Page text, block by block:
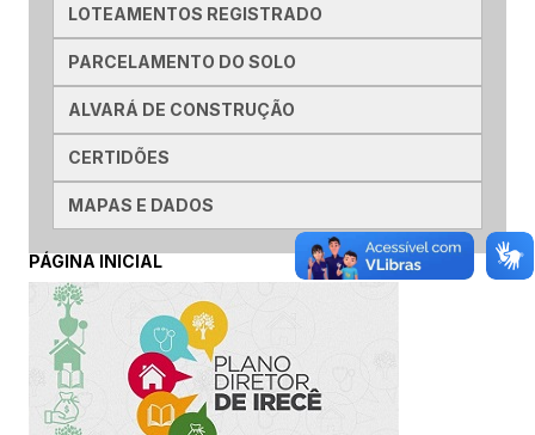
LOTEAMENTOS REGISTRADO
PARCELAMENTO DO SOLO
ALVARÁ DE CONSTRUÇÃO
CERTIDÕES
MAPAS E DADOS
PÁGINA INICIAL